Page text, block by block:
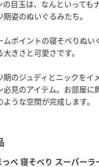
目玉は、なんといっても
姿のぬいぐるみたち。
ポイントの寝そべりぬい
きさと可愛さです。
のジュディとニックをイ
見のアイテム。お部屋に
うな空間が完成します。
ぺ 寝そべり スーパーラ